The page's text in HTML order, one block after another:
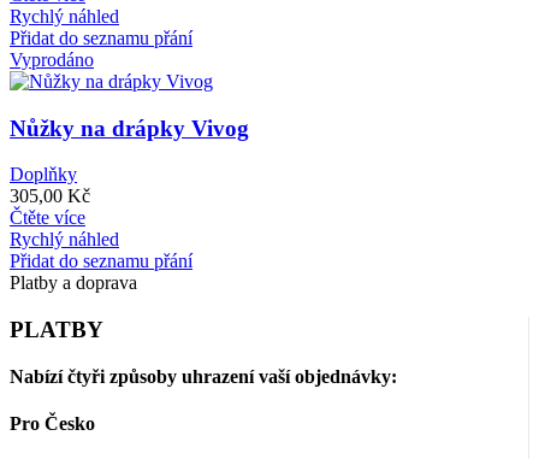
Rychlý náhled
Přidat do seznamu přání
Vyprodáno
Nůžky na drápky Vivog
Doplňky
305,00 Kč
Čtěte více
Rychlý náhled
Přidat do seznamu přání
Platby a doprava
PLATBY
Nabízí čtyři způsoby uhrazení vaší objednávky:
Pro Česko